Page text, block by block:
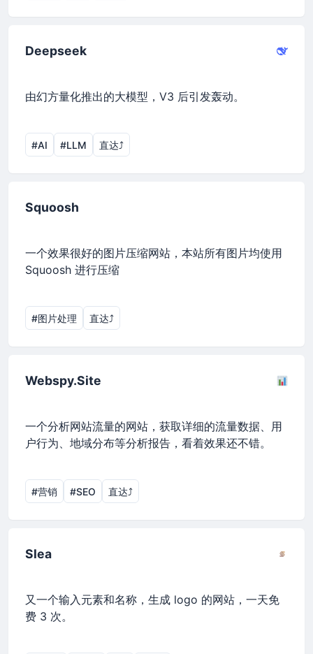
Deepseek
由幻方量化推出的大模型，V3 后引发轰动。
#AI #LLM 直达⤴︎
Squoosh
一个效果很好的图片压缩网站，本站所有图片均使用
Squoosh 进行压缩
#图片处理 直达⤴︎
Webspy.Site
一个分析网站流量的网站，获取详细的流量数据、用
户行为、地域分布等分析报告，看着效果还不错。
#营销 #SEO 直达⤴︎
Slea
又一个输入元素和名称，生成 logo 的网站，一天免
费 3 次。